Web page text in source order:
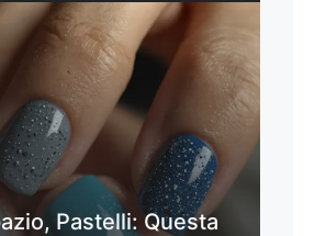
Pastelli: Questa